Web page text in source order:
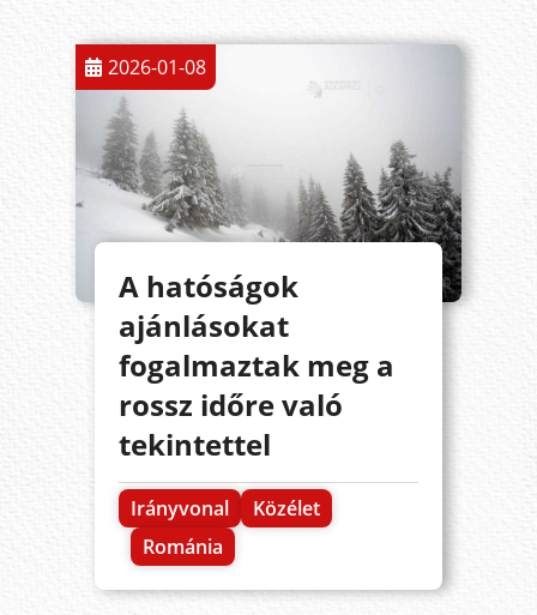
2026-01-08
A hatóságok
ajánlásokat
fogalmaztak meg a
rossz időre való
tekintettel
Irányvonal
Közélet
Románia